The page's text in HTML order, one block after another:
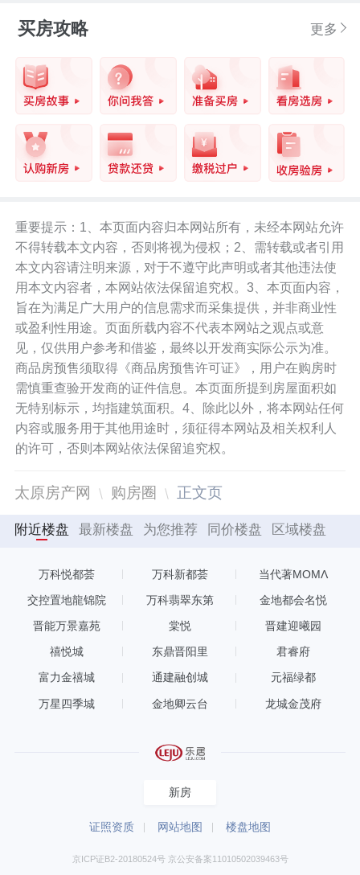
买房攻略 更多
重要提示：1、本页面内容归本网站所有，未经本网站允许
不得转载本文内容，否则将视为侵权；2、需转载或者引用
本文内容请注明来源，对于不遵守此声明或者其他违法使
用本文内容者，本网站依法保留追究权。3、本页面内容，
旨在为满足广大用户的信息需求而采集提供，并非商业性
或盈利性用途。页面所载内容不代表本网站之观点或意
见，仅供用户参考和借鉴，最终以开发商实际公示为准。
商品房预售须取得《商品房预售许可证》，用户在购房时
需慎重查验开发商的证件信息。本页面所提到房屋面积如
无特别标示，均指建筑面积。4、除此以外，将本网站任何
内容或服务用于其他用途时，须征得本网站及相关权利人
的许可，否则本网站依法保留追究权。
太原房产网 购房圈 正文页
附近楼盘 最新楼盘 为您推荐 同价楼盘 区域楼盘
万科悦都荟 万科新都荟 当代著MOMΛ
交控置地龍锦院 万科翡翠东第 金地都会名悦
晋能万景嘉苑 棠悦 晋建迎曦园
禧悦城 东鼎晋阳里 君睿府
富力金禧城 通建融创城 元福绿都
万星四季城 金地卿云台 龙城金茂府
新房
证照资质 网站地图 楼盘地图
京ICP证B2-20180524号 京公安备案11010502039463号